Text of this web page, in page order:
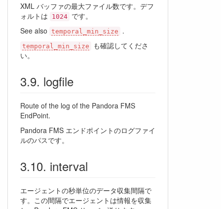
XML バッファの最大ファイル数です。デフ
ォルトは
1024 です。
See also temporal_min_size .
temporal_min_size
も確認してくださ
い。
logfile
Route of the log of the Pandora FMS
EndPoint.
Pandora FMS エンドポイントのログファイ
ルのパスです。
interval
エージェントの秒単位のデータ収集間隔で
す。この間隔でエージェントは情報を収集